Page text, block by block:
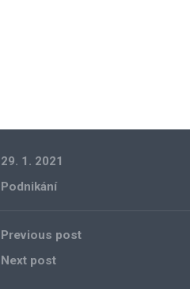
29. 1. 2021
Podnikání
Previous post
Next post